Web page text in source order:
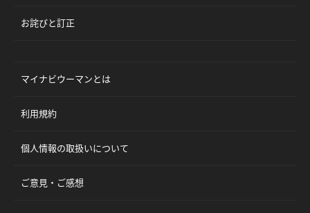
お詫びと訂正
マイナビウーマンとは
利用規約
個人情報の取扱いについて
ご意見・ご感想